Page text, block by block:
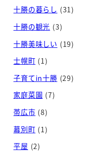
十勝の暮らし (31)
十勝の観光 (3)
十勝美味しい (19)
士幌町 (1)
子育てin十勝 (29)
家庭菜園 (7)
帯広市 (8)
幕別町 (1)
平屋 (2)